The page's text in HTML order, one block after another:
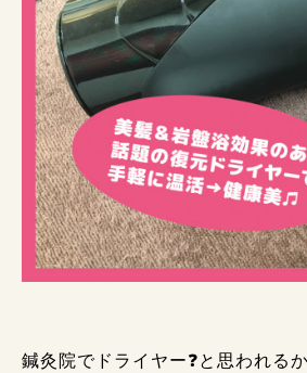
鍼灸院でドライヤー❓と思われる